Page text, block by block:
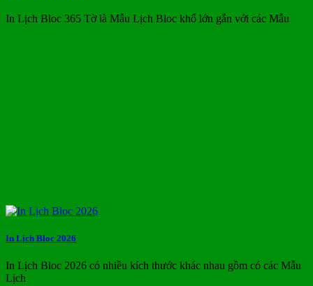
In Lịch Bloc 365 Tờ là Mẫu Lịch Bloc khổ lớn gắn với các Mẫu
In Lịch Bloc 2026
In Lịch Bloc 2026 có nhiều kích thước khác nhau gồm có các Mẫu
Lịch